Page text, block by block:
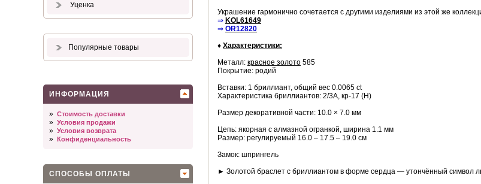
Уценка
Популярные товары
ИНФОРМАЦИЯ
» Стоимость доставки
» Условия продажи
» Условия возврата
» Конфиденциальность
СПОСОБЫ ОПЛАТЫ
Украшение гармонично сочетается с другими изделиями из этой же
⇒ KOL61649
⇒ OR12820
♦ Характеристики:
Металл: красное золото 585
Покрытие: родий
Вставки: 1 бриллиант, общий вес 0.0065 ct
Характеристика бриллиантов: 2/3А, кр-17 (Н)
Размер декоративной части: 10.0 × 7.0 мм
Цепь: якорная с алмазной огранкой, ширина 1.1 мм
Размер: регулируемый 16.0 – 17.5 – 19.0 см
Замок: шпрингель
► Золотой браслет с бриллиантом в форме сердца — утончённый символ